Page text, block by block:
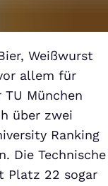
Weißwurst
allem für
München
über zwei
Ranking
Die Technische
Platz 22 sogar